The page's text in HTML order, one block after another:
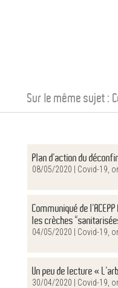
Sur le même sujet :
Plan d’action du
08/05/2020 | Covid-19,
Communiqué de
les crèches
04/05/2020 | Covid-19,
Un peu de lecture «
30/04/2020 | Covid-19,